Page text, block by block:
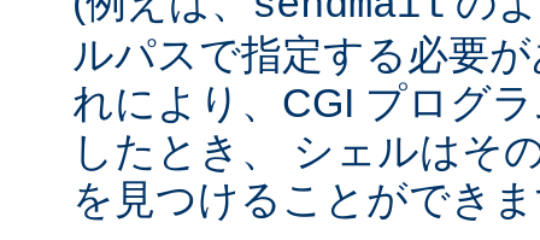
ルパスで指定する必要
れにより、CGI プログ
したとき、 シェルはそ
を見つけることができ